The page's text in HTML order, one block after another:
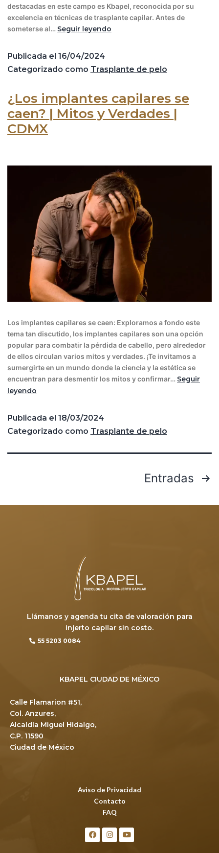
destacadas en este campo es Kbapel, reconocida por su
excelencia en técnicas de trasplante capilar. Antes de
someterse al… Seguir leyendo
Publicada el 16/04/2024
Categorizado como Trasplante de pelo
¿Los implantes capilares se
caen? | Mitos y Verdades |
CDMX
Los implantes capilares se caen: Exploramos a fondo este
tema tan discutido, los implantes capilares son una opción
popular para combatir la pérdida de cabello, pero alrededor
de ellos circulan varios mitos y verdades. ¡Te invitamos a
sumergirte en un mundo donde la ciencia y la estética se
encuentran para desmentir los mitos y confirmar… Seguir
leyendo
Publicada el 18/03/2024
Categorizado como Trasplante de pelo
Entradas
Llámanos y agenda tu cita de valoración para
injerto capilar sin costo.
55 5203 0084
KBAPEL CIUDAD DE MÉXICO
Calle Flamarion #51,
Col. Anzures,
Alcaldía Miguel Hidalgo,
C.P. 11590
Ciudad de México
Aviso de Privacidad
Contacto
FAQ